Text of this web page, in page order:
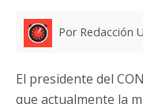
Por Redacción
El presidente del
que actualmente la